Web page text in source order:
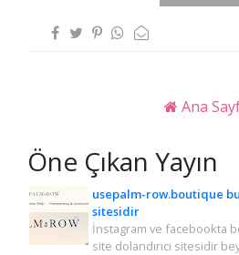
Ana
Öne Çıkan Yayın
usepalm-row.boutique
sitesidir
İnstagram ve facebookta
site dolandırıcı sitesidir